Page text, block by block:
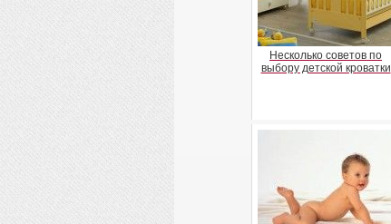
Несколько советов по
выбору детской кроватки